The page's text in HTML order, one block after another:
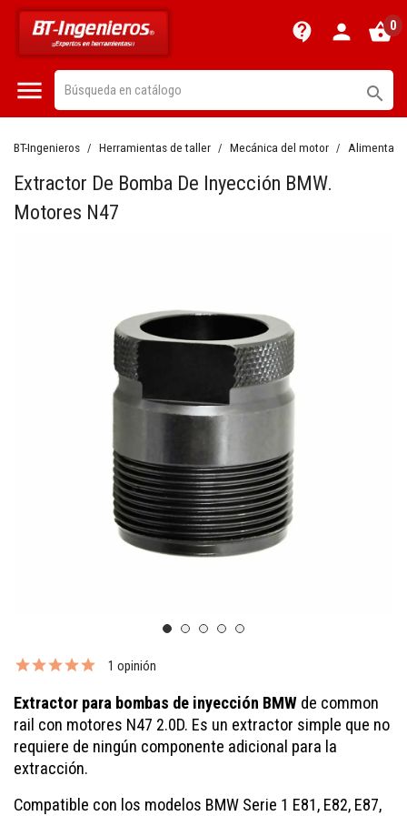
contact_support person shopping_basket0
 
BT-Ingenieros Herramientas de taller Mecánica del motor
Extractor De Bomba De Inyección BMW.
Motores N47
1 opinión
Extractor para bombas de inyección BMW de common
rail con motores N47 2.0D. Es un extractor simple que no
requiere de ningún componente adicional para la
extracción.
Compatible con los modelos BMW Serie 1 E81, E82, E87,